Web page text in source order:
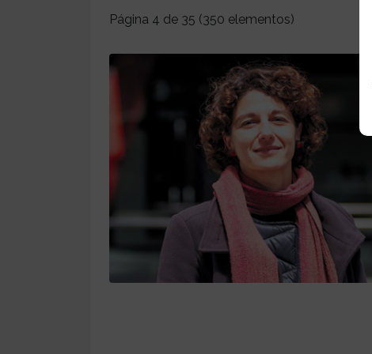
Página 4 de 35 (350 elementos)